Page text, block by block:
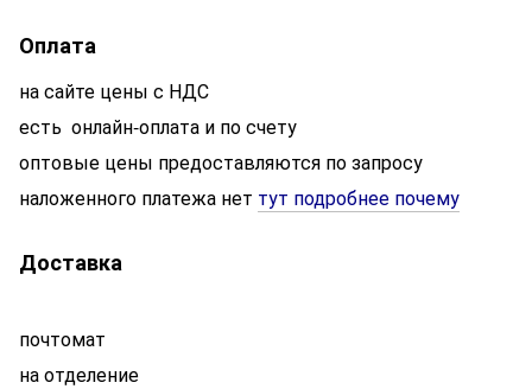
Оплата
на сайте цены с НДС
есть онлайн-оплата и по счету
оптовые цены предоставляются по запросу
наложенного платежа нет тут подробнее почему
Доставка
почтомат
на отделение